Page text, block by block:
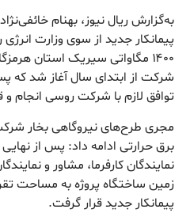
به‌گزارش ریال نیوز، بهنام
پیمانکار جدید از سوی وزارت
۱۴۰۰ مگاواتی سیریک استان
توافق لازم با شرکت روسی انجام و
مجری طرح‌های نیروگاهی بخار
برق حرارتی ادامه داد: پس از
نمایندگان کارفرما، مشاور و
پیمانکار جدید قرار گرفت.